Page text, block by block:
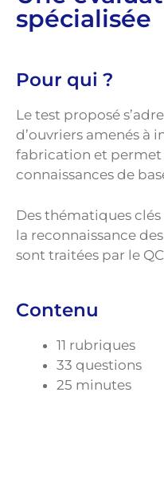
spécialisée
Pour qui ?
Le test proposé
d’ouvriers amenés à
fabrication et permet
connaissances de
Des thématiques
la reconnaissance
sont traitées par le
Contenu
11 rubriques
33 questions
25 minutes